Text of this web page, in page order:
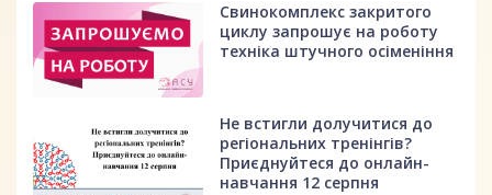
Свинокомплекс закритого
циклу запрошує на роботу
техніка штучного осіменіння
Не встигли долучитися до
регіональних тренінгів?
Приєднуйтеся до онлайн-
навчання 12 серпня